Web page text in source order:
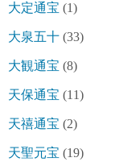
大定通宝 (1)
大泉五十 (33)
大観通宝 (8)
天保通宝 (11)
天禧通宝 (2)
天聖元宝 (19)